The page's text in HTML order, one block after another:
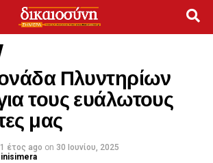
Πλυντηρίων
τους ευάλωτους
μας
1 έτος ago on 30 Ιουνίου, 2025